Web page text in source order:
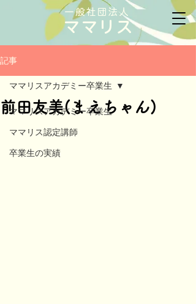
ママリス
一般社団法人
記事
ママリスアカデミー卒業生
ママリス認定講師
卒業生の実績
ママリスアカデミー卒業生
前田友美(まえちゃん)